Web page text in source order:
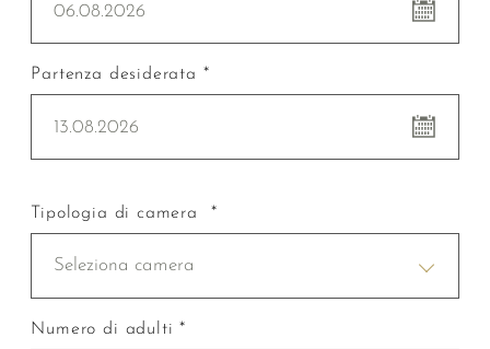
06.08.2026
Partenza desiderata *
13.08.2026
Tipologia di camera *
Seleziona camera
Numero di adulti *